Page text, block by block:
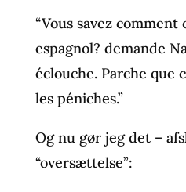
“Vous savez
espagnol? demande
éclouche. Parche que
les péniches.”
Og nu gør jeg det –
“oversættelse”: